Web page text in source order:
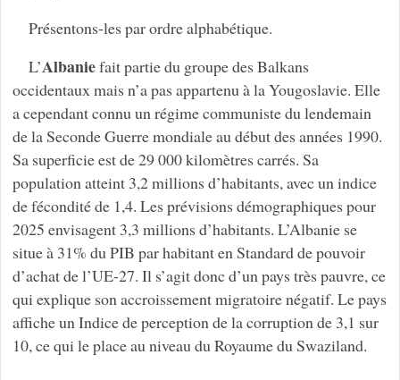
Présentons-les par ordre alphabétique.
L’Albaniefait partie du groupe des Balkans
occidentaux mais n’a pas appartenu à la Yougoslavie. Elle
a cependant connu un régime communiste du lendemain
de la Seconde Guerre mondiale au début des années 1990.
Sa superficie est de 29 000 kilomètres carrés. Sa
population atteint 3,2 millions d’habitants, avec un indice
de fécondité de 1,4. Les prévisions démographiques pour
2025 envisagent 3,3 millions d’habitants. L’Albanie se
situe à 31% du PIB par habitant en Standard de pouvoir
d’achat de l’UE-27. Il s’agit donc d’un pays très pauvre, ce
qui explique son accroissement migratoire négatif. Le pays
affiche un Indice de perception de la corruption de 3,1 sur
10, ce qui le place au niveau du Royaume du Swaziland.